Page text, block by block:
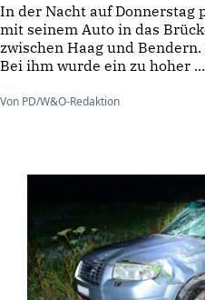
In der Nacht auf
mit seinem Auto in das
zwischen Haag und
Bei ihm wurde ein zu hoher ...
Von PD/W&O-Redaktion